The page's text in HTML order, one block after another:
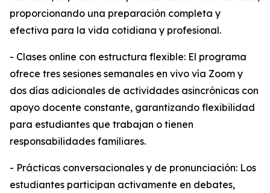
proporcionando una preparación completa y
efectiva para la vida cotidiana y profesional.
- Clases online con estructura flexible: El programa
ofrece tres sesiones semanales en vivo vía Zoom y
dos días adicionales de actividades asincrónicas con
apoyo docente constante, garantizando flexibilidad
para estudiantes que trabajan o tienen
responsabilidades familiares.
- Prácticas conversacionales y de pronunciación: Los
estudiantes participan activamente en debates,